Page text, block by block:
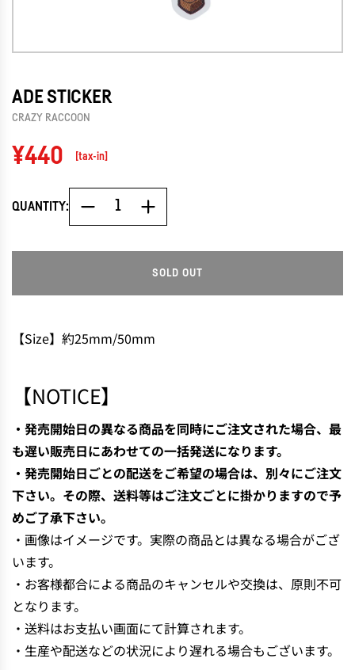
ADE STICKER
CRAZY RACCOON
Regular
¥440 [tax-in]
QUANTITY:
SOLD OUT
O
.
【Size】約25mm/50mm
【NOTICE】
・発売開始日の異なる商品を同時にご注文された場合、最
も遅い販売日にあわせての一括発送になります。
・発売開始日ごとの配送をご希望の場合は、別々にご注文
下さい。その際、送料等はご注文ごとに掛かりますので予
めご了承下さい。
・画像はイメージです。実際の商品とは異なる場合がござ
います。
・お客様都合による商品のキャンセルや交換は、原則不可
となります。
・送料はお支払い画面にて計算されます。
・生産や配送などの状況により遅れる場合もございます。